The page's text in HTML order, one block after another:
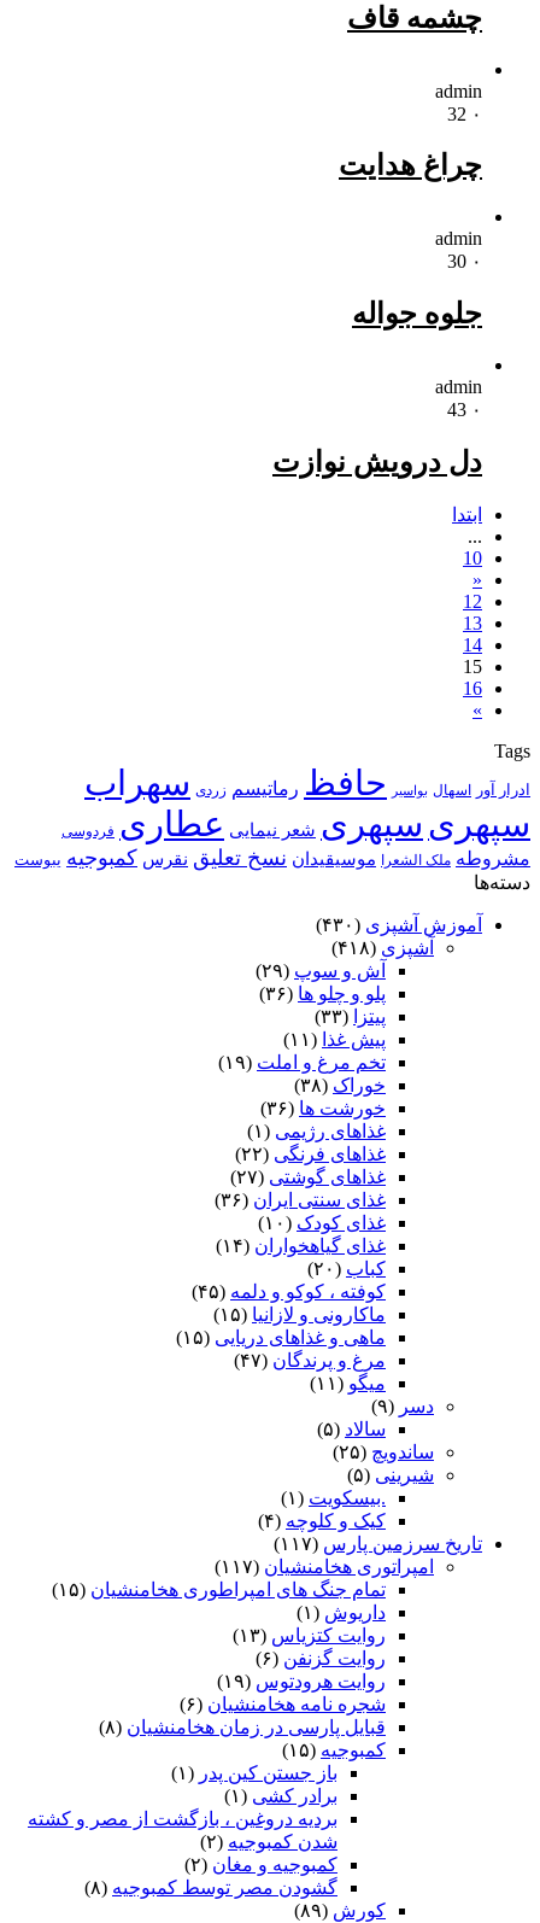
چشمه قاف
admin
۰
چراغ هدایت
admin
۰
جلوه جواله
admin
۰
دل درویش نوازت
ابتدا
...
10
«
12
13
14
15
16
»
Tags
ادرار آور اسهال بواسیر حافظ رماتیسم زردی سهراب
سپهری سپهری شعر نیمایی عطاری فردوسی
مشروطه ملک الشعرا موسیقیدان نسخ تعلیق نقرس کمبوجیه یبوست
دسته‌ها
آموزش آشپزی (۴۳۰)
آشپزی (۴۱۸)
آش و سوپ (۲۹)
پلو و چلو ها (۳۶)
پیتزا
(۳۳)
پیش غذا (۱۱)
تخم مرغ و املت (۱۹)
خوراک (۳۸)
خورشت ها (۳۶)
غذاهای رژیمی (۱)
غذاهای فرنگی (۲۲)
غذاهای گوشتی (۲۷)
غذای سنتی ایران (۳۶)
غذای کودک (۱۰)
غذای گیاهخواران (۱۴)
کباب (۲۰)
کوفته ، کوکو و دلمه (۴۵)
ماکارونی و لازانیا (۱۵)
ماهی و غذاهای دریایی (۱۵)
مرغ و پرندگان (۴۷)
میگو (۱۱)
دسر (۹)
سالاد (۵)
ساندویچ (۲۵)
شیرینی (۵)
.بیسکویت (۱)
کیک و کلوچه (۴)
تاریخ سرزمین پارس (۱۱۷)
امپراتوری هخامنشیان (۱۱۷)
تمام جنگ های امپراطوری هخامنشیان (۱۵)
داریوش (۱)
روایت کتزیاس (۱۳)
روایت گزنفن (۶)
روایت هرودتوس (۱۹)
شجره نامه هخامنشیان (۶)
قبایل پارسی در زمان هخامنشیان (۸)
کمبوجیه (۱۵)
باز جستن کین پدر (۱)
برادر کشی (۱)
بردیه دروغین ، بازگشت از مصر و کشته
شدن کمبوجیه (۲)
کمبوجیه و مغان (۲)
گشودن مصر توسط کمبوجیه (۸)
کورش (۸۹)